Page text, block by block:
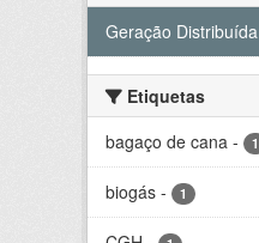
Geração Distribuída
Etiquetas
bagaço de cana - 1
biogás - 1